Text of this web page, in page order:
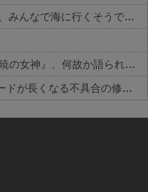
PlayStationのキャラクターたちは、みんなで海に行くそうですよ
【悲報】『ファイアーエムブレム暁の女神』、何故か語られない
【朗報】Switch2版『FF14』、ロードが長くなる不具合の修正パッチを本日配信